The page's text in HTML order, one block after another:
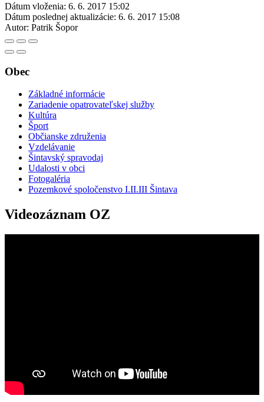
Dátum vloženia: 6. 6. 2017 15:02
Dátum poslednej aktualizácie: 6. 6. 2017 15:08
Autor: Patrik Šopor
Obec
Základné informácie
Zariadenie opatrovateľskej služby
Kultúra
Šport
Občianske združenia
Vzdelávanie
Šintavský spravodaj
Udalosti v obci
Fotogaléria
Pozemkové spoločenstvo I.II.III Šintava
Videozáznam OZ